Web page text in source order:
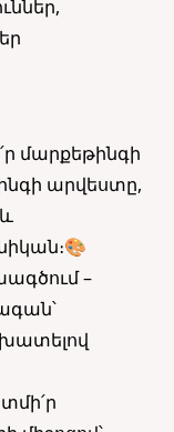
մարքեթինգի
արվեստը,
🎨
–